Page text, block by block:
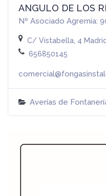
ANGULO DE LOS
Nº Asociado Agremia:
C/ Vistabella, 4
656850145
Averías de